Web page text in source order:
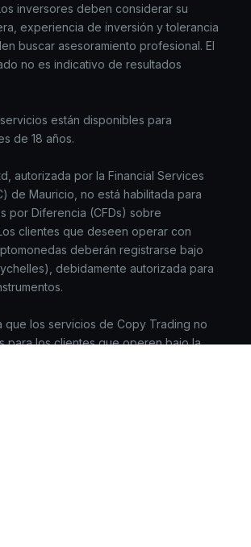
inversores deben considerar su
experiencia de inversión y tolerancia
buscar asesoramiento profesional. El
no es indicativo de resultados
están disponibles para
de 18 años.
autorizada por la Financial Services
de Mauricio, no está habilitada para
por Diferencia (CFDs) sobre
clientes que deseen operar con
deberán registrarse bajo
debidamente autorizada para
que los servicios de Copy Trading no
para los clientes que operen bajo la